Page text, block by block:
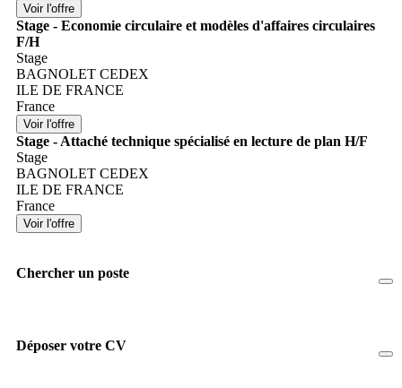
Stage - Economie circulaire et modèles d'affaires circulaires
F/H
Stage
BAGNOLET CEDEX
ILE DE FRANCE
France
Stage - Attaché technique spécialisé en lecture de plan H/F
Stage
BAGNOLET CEDEX
ILE DE FRANCE
France
Chercher un poste
Déposer votre CV